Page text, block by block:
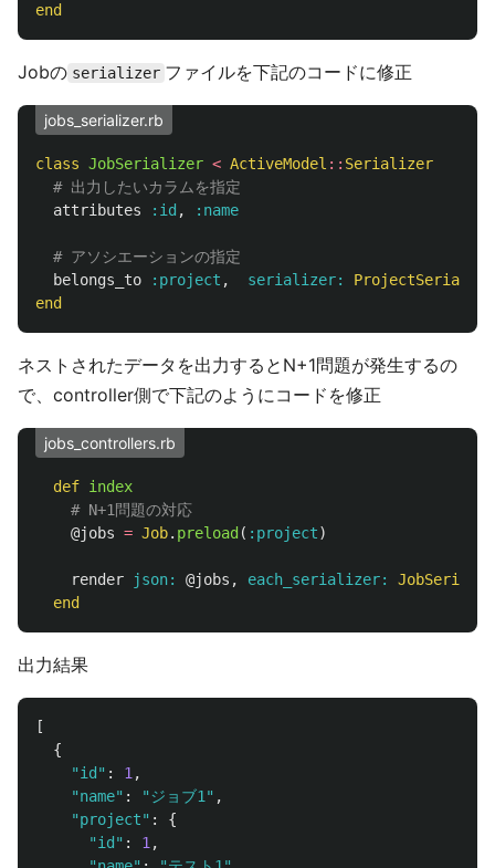
end
Jobの serializer ファイルを下記のコードに修正
jobs_serializer.rb
class JobSerializer < ActiveModel :: Serializer
# 出力したいカラムを指定
attributes
:id , :name
# アソシエーションの指定
belongs_to
:project , serializer:
end
ネストされたデータを出力するとN+1問題が発生するの
で、controller側で下記のようにコードを修正
jobs_controllers.rb
def index
# N+1問題の対応
@jobs = Job. preload ( :project)
render json: @jobs , each_serializer:
end
出力結果
[
{
"id" : 1 ,
"name" : "ジョブ1" ,
"project" :
{
"id" : 1 ,